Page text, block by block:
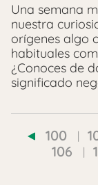
Una semana
nuestra
orígenes algo
habituales
¿Conoces de
significado
100
106